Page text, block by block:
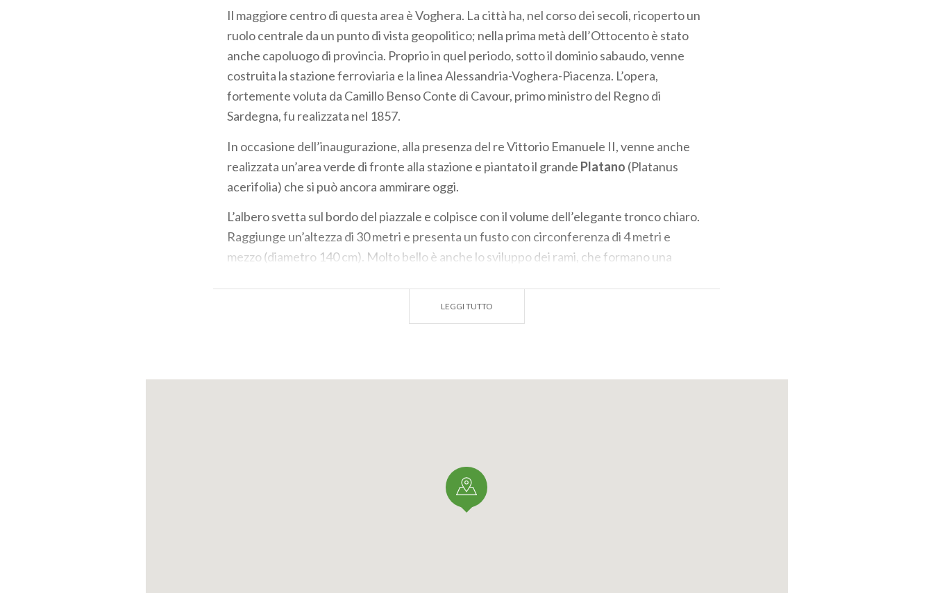
Il maggiore centro di questa area è Voghera. La città ha, nel corso dei secoli, ricoperto un
ruolo centrale da un punto di vista geopolitico; nella prima metà dell’Ottocento è stato
anche capoluogo di provincia. Proprio in quel periodo, sotto il dominio sabaudo, venne
costruita la stazione ferroviaria e la linea Alessandria-Voghera-Piacenza. L’opera,
fortemente voluta da Camillo Benso Conte di Cavour, primo ministro del Regno di
Sardegna, fu realizzata nel 1857.
In occasione dell’inaugurazione, alla presenza del re Vittorio Emanuele II, venne anche
realizzata un’area verde di fronte alla stazione e piantato il grande Platano (Platanus
acerifolia) che si può ancora ammirare oggi.
L’albero svetta sul bordo del piazzale e colpisce con il volume dell’elegante tronco chiaro.
Raggiunge un’altezza di 30 metri e presenta un fusto con circonferenza di 4 metri e
mezzo (diametro 140 cm). Molto bello è anche lo sviluppo dei rami, che formano una
Monumento verde liberamente visitabile.LEGGI TUTTO